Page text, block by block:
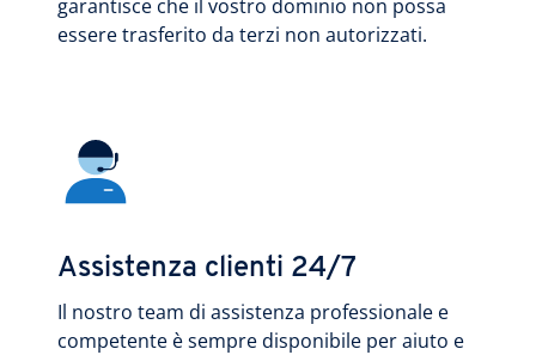
garantisce che il vostro dominio non possa
essere trasferito da terzi non autorizzati.
Assistenza clienti 24/7
Il nostro team di assistenza professionale e
competente è sempre disponibile per aiuto e